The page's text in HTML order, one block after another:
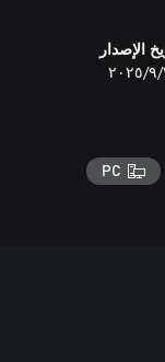
الإصدار
PC